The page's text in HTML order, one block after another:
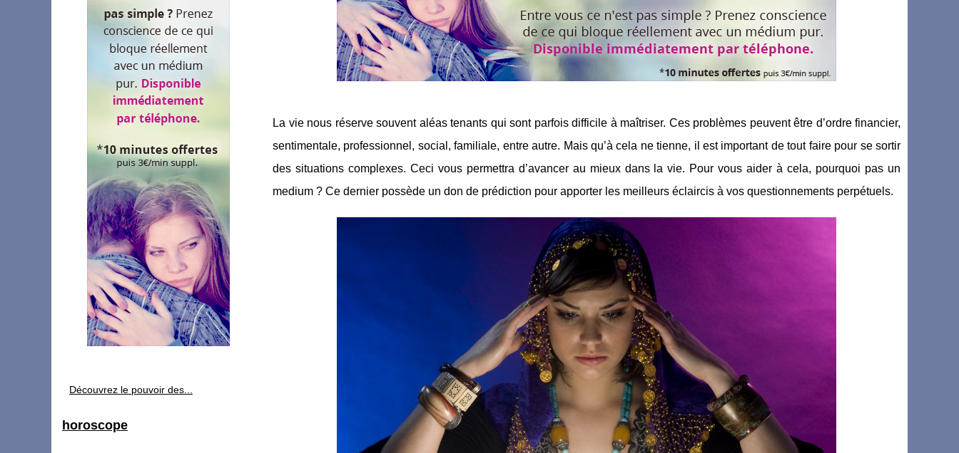
La vie nous réserve souvent aléas tenants qui sont parfois difficile à maîtriser. Ces problèmes peuvent être d’ordre financier,
sentimentale, professionnel, social, familiale, entre autre. Mais qu’à cela ne tienne, il est important de tout faire pour se sortir
des situations complexes. Ceci vous permettra d’avancer au mieux dans la vie. Pour vous aider à cela, pourquoi pas un
medium ? Ce dernier possède un don de prédiction pour apporter les meilleurs éclaircis à vos questionnements perpétuels.
Découvrez le pouvoir des...
horoscope